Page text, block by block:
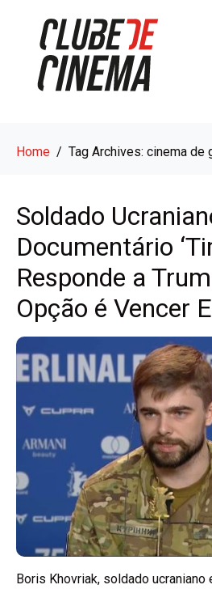
Home Tag Archives: cinema de
Soldado
Documentário
Responde a
Opção é Vencer
Boris Khovriak, soldado